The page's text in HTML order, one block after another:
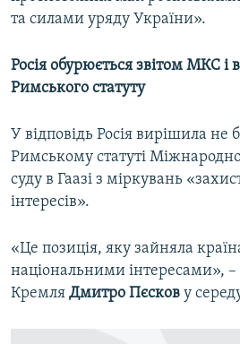
та силами уряду України».
Росія обурюється звітом МКС і
Римського статуту
У відповідь Росія вирішила не
Римському статуті
суду в Гаазі з міркувань
інтересів».
«Це позиція, яку зайняла
національними інтересами»,
Кремля Дмитро Пєсков у